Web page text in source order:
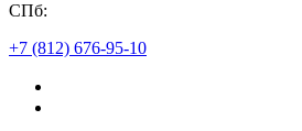
СПб:
+7 (812) 676-95-10